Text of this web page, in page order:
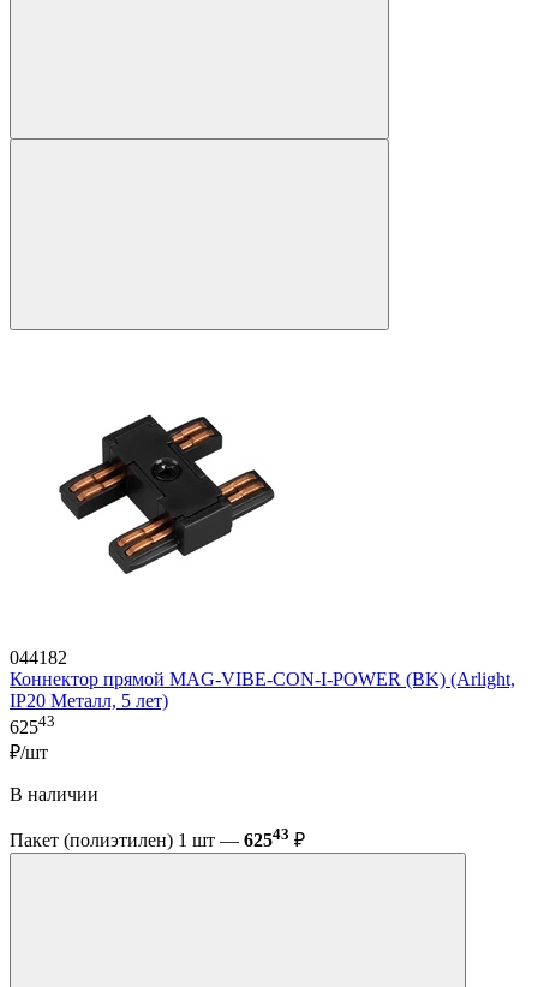
044182
Коннектор прямой MAG-VIBE-CON-I-POWER (BK) (Arlight,
IP20 Металл, 5 лет)
62543
₽/шт
В наличии
Пакет (полиэтилен) 1 шт — 62543 ₽